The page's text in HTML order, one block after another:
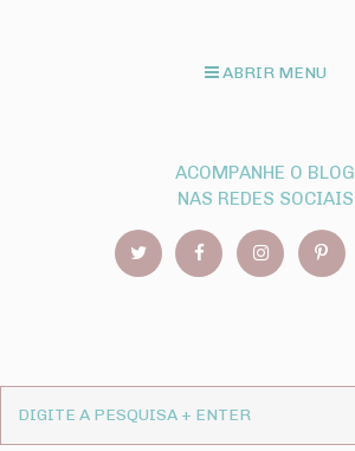
ABRIR MENU
ACOMPANHE O BLOG
NAS REDES SOCIAIS